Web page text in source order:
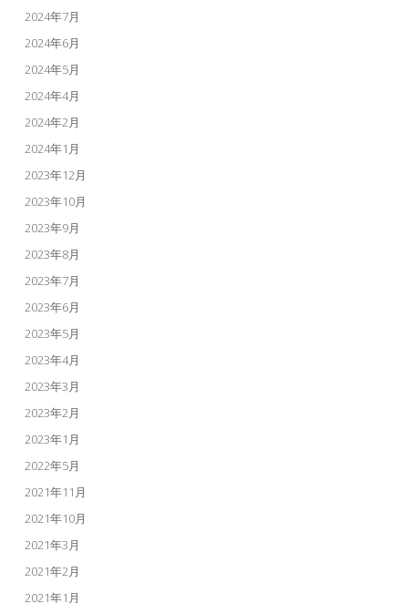
2024年7月
2024年6月
2024年5月
2024年4月
2024年2月
2024年1月
2023年12月
2023年10月
2023年9月
2023年8月
2023年7月
2023年6月
2023年5月
2023年4月
2023年3月
2023年2月
2023年1月
2022年5月
2021年11月
2021年10月
2021年3月
2021年2月
2021年1月